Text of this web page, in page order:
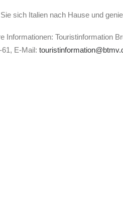
sich Italien nach Hause und
Informationen: Touristinformation
61, E-Mail: